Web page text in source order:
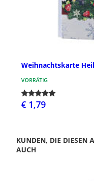
Weihnachtskarte
VORRÄTIG
€ 1,79
KUNDEN, DIE DIESEN
AUCH